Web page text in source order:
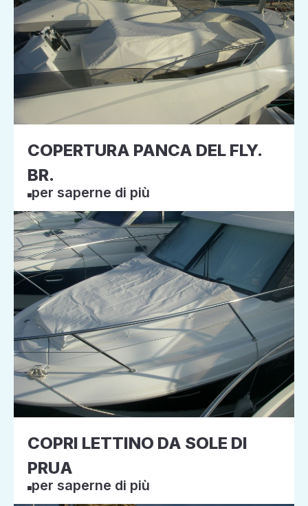
COPERTURA PANCA DEL FLY.
BR.
per saperne di più
COPRI LETTINO DA SOLE DI
PRUA
per saperne di più